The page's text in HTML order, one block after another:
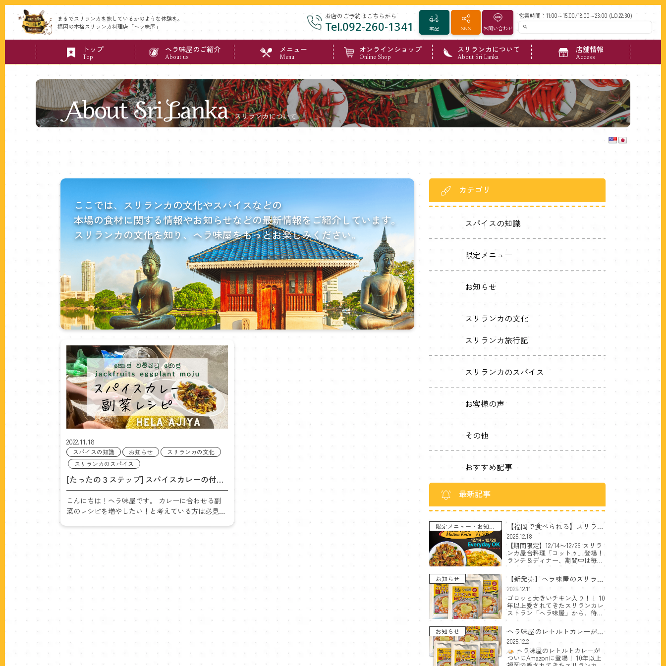
まるでスリランカを旅しているかのような体験を。
福岡の本格スリランカ料理店「ヘラ味屋」
お店のご予約はこちらから
Tel.092-260-1341 宅配 SNS お問い合わせ
営業時間：11:00～15:00/18:00～23:00 (LO.22:30)
トップ
Top
ヘラ味屋のご紹介
About us
メニュー
Menu
オンラインショップ
Online Shop
スリランカについて
About Sri Lanka
店舗情報
Access
Sri
Lanka
ラ
ン
に
い
ここでは、スリランカの文化やスパイスなどの
本場の食材に関する情報やお知らせなどの最新情報をご紹介しています。
スリランカの文化を知り、ヘラ味屋をもっとお楽しみください。
2022.11.18
スパイスの知識 お知らせ
スリランカの文化
スリランカのスパイス
[たったの３ステップ] スパイスカレーの付け
合わせ 副菜レシピ
こんにちは！ヘラ味屋です。 カレーに合わせる副
菜のレシピを増やしたい！と考えている方は必見で
シピ”をご紹介しますね。 そのままご飯にのせるだ
けでも美味しく、病みつきなるスリ […]
カテゴリ
スパイスの知識
限定メニュー
お知らせ
スリランカの文化
スリランカ旅行記
スリランカのスパイス
お客様の声
その他
おすすめ記事
最新記事
限定メニュー
お知ら
せ
【福岡で食べられる】スリラン
カ屋台料理コットゥ｜チーズ＆
マトン〈期間限定〉
2025.12.18
【期間限定】12/14〜12/26 スリラ
ンカ屋台料理「コットゥ」登場！
ランチ＆ディナー、期間中は毎日
OK。 メニュー（価格は税込） チ
ーズコットゥ（Cheese Kottu）｜
1,400円 スパイスの香り×チーズ
のコ […]
お知らせ
【新発売】ヘラ味屋のスリラン
カチキンカレー
レトルトセットをAmazonで出
品開始！
2025.12.11
ゴロッと大きいチキン入り！！ 10
年以上愛されてきたスリランカレ
ストラン「ヘラ味屋」から、待望
の 本格チキンカレー・レトルト
が登場しました。 魅力ポイン
ト ゴロッと大きいチキンが2個入
り レストランの味そのまま 化
[…]
お知らせ
ヘラ味屋のレトルトカレーがつ
いにAmazonに登場！
2025.12.2
ヘラ味屋のレトルトカレーが
ついにAmazonに登場！ 10年以上